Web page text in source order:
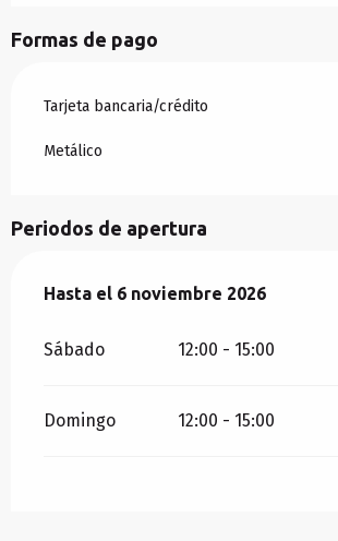
Formas de pago
Tarjeta bancaria/crédito
Metálico
Periodos de apertura
Del1 abril 2026al6 noviembre 2026
Hasta el 6 noviembre 2026
Sábado 12:00 - 15:00
Domingo 12:00 - 15:00